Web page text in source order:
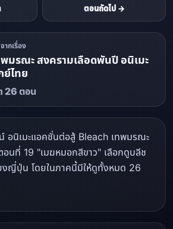
ตอนถัดไป →
ากเรื่อง
มรณะ สงครามเลือดพันปี อนิเมะ
ย์ไทย
26 ตอน
อนิเมะแอคชั่นต่อสู้ Bleach เทพมรณะ
นที่ 19 "เมฆหมอกสีขาว" เลือกดูบลีช
ยงญี่ปุ่น โดยในภาคนี้มีให้ดูทั้งหมด 26